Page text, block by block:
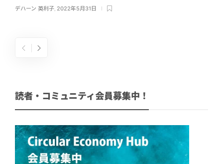
デハーン 英利子, 2022年5月31日
読者・コミュニティ会員募集中！